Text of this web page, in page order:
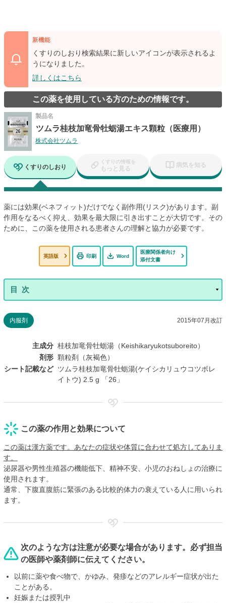
新機能
くすりのしおり検索結果に新しいアイコンが表示されるよ
うになりました。
詳しくはこちら
この薬を使用している方のための情報です。
製品名
ツムラ桂枝加竜骨牡蛎湯エキス顆粒（医療用）
株式会社ツムラ
くすりのしおり
くすりの情報を
もっと見る 病気を知る
薬には効果(ベネフィット)だけでなく副作用(リスク)があります。副
作用をなるべく抑え、効果を最大限に引き出すことが大切です。その
ために、この薬を使用される患者さんの理解と協力が必要です。
英語版 印刷 Word
医療関係者向け
添付文書
内服剤 2015年07月改訂
主成分 桂枝加竜骨牡蛎湯（Keishikaryukotsuboreito）
剤形 顆粒剤（灰褐色）
シート記載など ツムラ桂枝加竜骨牡蛎湯(ケイシカリュウコツボレ
イトウ) 2.5 g 「26」
この薬の作用と効果について
この薬は漢方薬です。あなたの症状や体質に合わせて処方してありま
す。
泌尿器や男性生殖器の機能低下、精神不安、小児のおねしょの治療に
使用されます。
通常、下腹直腹筋に緊張のある比較的体力の衰えている人に用いられ
ます。
次のような方は注意が必要な場合があります。必ず担当
の医師や薬剤師に伝えてください。
以前に薬や食べ物で、かゆみ、発疹などのアレルギー症状が出た
ことがある。
妊娠または授乳中